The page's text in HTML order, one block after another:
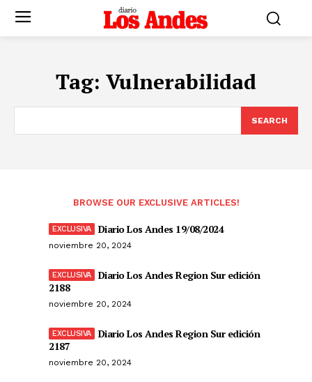
Tag: Vulnerabilidad
SEARCH
BROWSE OUR EXCLUSIVE ARTICLES!
Diario Los Andes 19/08/2024
noviembre 20, 2024
Diario Los Andes Region Sur edición
2188
noviembre 20, 2024
Diario Los Andes Region Sur edición
2187
noviembre 20, 2024